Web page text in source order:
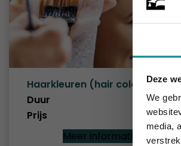
Deze
We
media,
Haarkleuren (hair colouring)
Duur
8 dagen
Prijs
€ 1.108
Meer informatie